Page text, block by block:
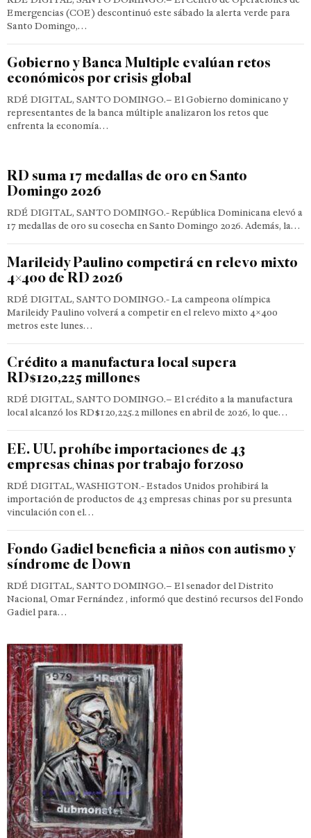
Emergencias (COE) descontinuó este sábado la alerta verde para
Santo Domingo,…
Gobierno y Banca Multiple evalúan retos
económicos por crisis global
RDÉ DIGITAL, SANTO DOMINGO.– El Gobierno dominicano y
representantes de la banca múltiple analizaron los retos que
enfrenta la economía…
RD suma 17 medallas de oro en Santo
Domingo 2026
RDÉ DIGITAL, SANTO DOMINGO.- República Dominicana elevó a
17 medallas de oro su cosecha en Santo Domingo 2026. Además, la…
Marileidy Paulino competirá en relevo mixto
4×400 de RD 2026
RDÉ DIGITAL, SANTO DOMINGO.- La campeona olímpica
Marileidy Paulino volverá a competir en el relevo mixto 4×400
metros este lunes…
Crédito a manufactura local supera
RD$120,225 millones
RDÉ DIGITAL, SANTO DOMINGO.– El crédito a la manufactura
local alcanzó los RD$120,225.2 millones en abril de 2026, lo que…
EE. UU. prohíbe importaciones de 43
empresas chinas por trabajo forzoso
RDÉ DIGITAL, WASHIGTON.- Estados Unidos prohibirá la
importación de productos de 43 empresas chinas por su presunta
vinculación con el…
Fondo Gadiel beneficia a niños con autismo y
síndrome de Down
RDÉ DIGITAL, SANTO DOMINGO.– El senador del Distrito
Nacional, Omar Fernández , informó que destinó recursos del Fondo
Gadiel para…